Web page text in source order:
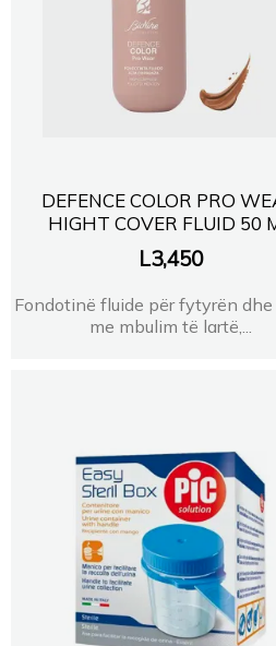
DEFENCE COLOR PRO
HIGHT COVER FLUID 50
L3,450
Fondotinë fluide për fytyrën dhe
me mbulim të lartë,...